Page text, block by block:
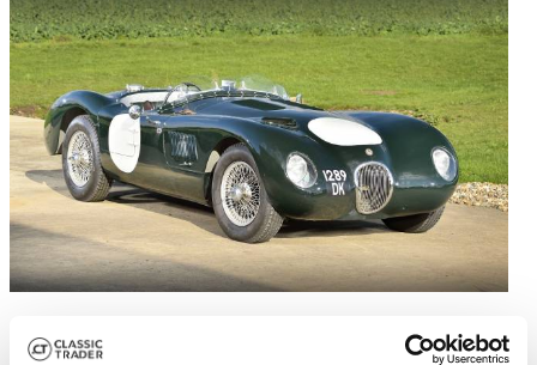
1996 | CERA C-Type